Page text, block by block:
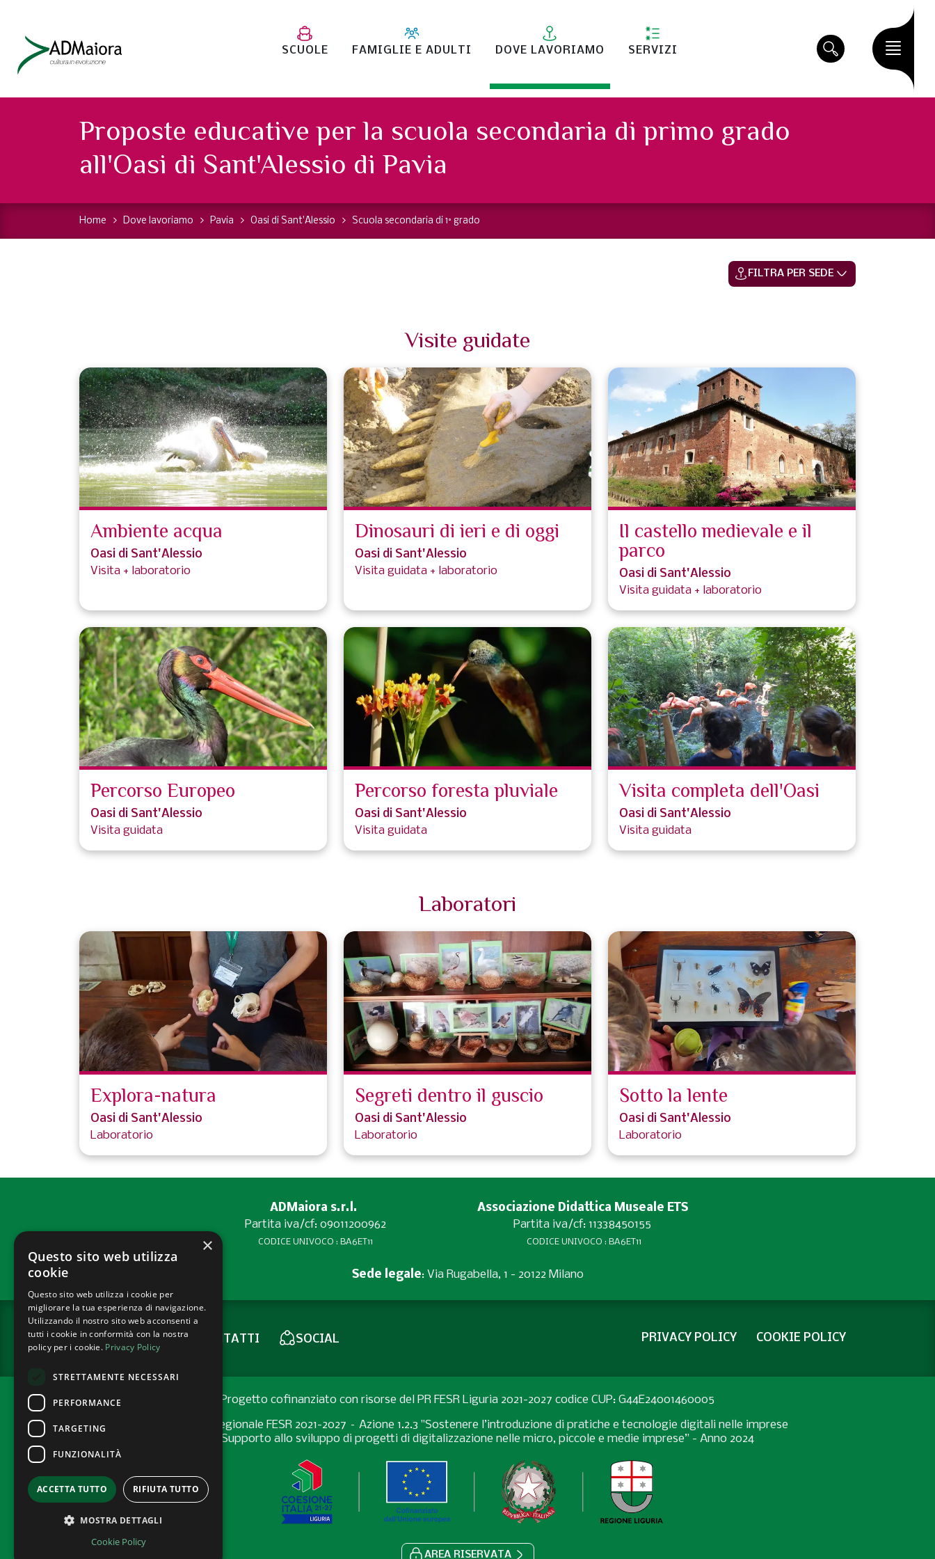
SCUOLE FAMIGLIE E ADULTI DOVE LAVORIAMO SERVIZI
Proposte educative per la scuola secondaria di primo grado
all'Oasi di Sant'Alessio di Pavia
Home Dove lavoriamo Pavia Oasi di Sant'Alessio Scuola secondaria di 1° grado
FILTRA PER SEDE
Visite guidate
Ambiente acqua
Oasi di Sant'Alessio
Visita + laboratorio
Dinosauri di ieri e di oggi
Oasi di Sant'Alessio
Visita guidata + laboratorio
Il castello medievale e il
parco
Oasi di Sant'Alessio
Visita guidata + laboratorio
Percorso Europeo
Oasi di Sant'Alessio
Visita guidata
Percorso foresta pluviale
Oasi di Sant'Alessio
Visita guidata
Visita completa dell'Oasi
Oasi di Sant'Alessio
Visita guidata
Laboratori
Explora-natura
Oasi di Sant'Alessio
Laboratorio
Segreti dentro il guscio
Oasi di Sant'Alessio
Laboratorio
Sotto la lente
Oasi di Sant'Alessio
Laboratorio
ADMaiora s.r.l.
Partita iva/cf: 09011200962
CODICE UNIVOCO : BA6ET11
Associazione Didattica Museale ETS
Partita iva/cf: 11338450155
CODICE UNIVOCO : BA6ET11
Sede legale: Via Rugabella, 1 - 20122 Milano
NEWSLETTER CONTATTI SOCIAL PRIVACY POLICY COOKIE POLICY
Progetto cofinanziato con risorse del PR FESR Liguria 2021-2027 codice CUP: G44E24001460005
Programma Regionale FESR 2021-2027 – Azione 1.2.3 "Sostenere l’introduzione di pratiche e tecnologie digitali nelle imprese
Bando “Supporto allo sviluppo di progetti di digitalizzazione nelle micro, piccole e medie imprese” - Anno 2024
AREA RISERVATA
×
Questo sito web utilizza
cookie
Questo sito web utilizza i cookie per
migliorare la tua esperienza di navigazione.
Utilizzando il nostro sito web acconsenti a
tutti i cookie in conformità con la nostra
policy per i cookie. Privacy Policy
STRETTAMENTE NECESSARI
PERFORMANCE
TARGETING
FUNZIONALITÀ
ACCETTA TUTTO RIFIUTA TUTTO
MOSTRA DETTAGLI
Cookie Policy